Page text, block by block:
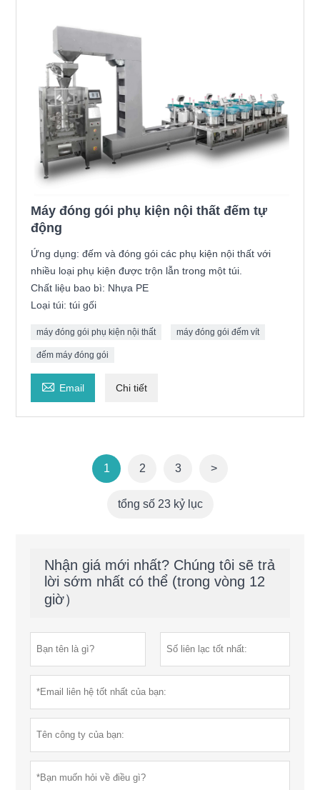
Máy đóng gói phụ kiện nội thất đếm tự
động
Ứng dụng: đếm và đóng gói các phụ kiện nội thất với
nhiều loại phụ kiện được trộn lẫn trong một túi.
Chất liệu bao bì: Nhựa PE
Loại túi: túi gối
máy đóng gói phụ kiện nội thất máy đóng gói đếm vít
đếm máy đóng gói
 Email Chi tiết
1 2 3 >
tổng số 23 kỷ lục
Nhận giá mới nhất? Chúng tôi sẽ trả
lời sớm nhất có thể (trong vòng 12
giờ）